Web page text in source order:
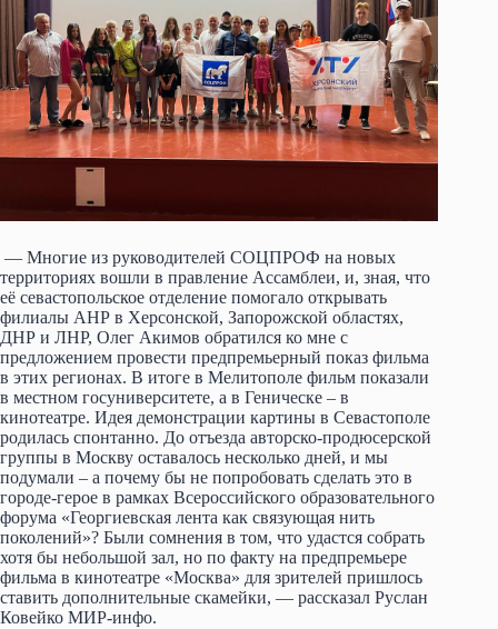
— Многие из руководителей СОЦПРОФ на новых
территориях вошли в правление Ассамблеи, и, зная, что
её севастопольское отделение помогало открывать
филиалы АНР в Херсонской, Запорожской областях,
ДНР и ЛНР, Олег Акимов обратился ко мне с
предложением провести предпремьерный показ фильма
в этих регионах. В итоге в Мелитополе фильм показали
в местном госуниверситете, а в Геническе – в
кинотеатре. Идея демонстрации картины в Севастополе
родилась спонтанно. До отъезда авторско-продюсерской
группы в Москву оставалось несколько дней, и мы
подумали – а почему бы не попробовать сделать это в
городе-герое в рамках Всероссийского образовательного
форума «Георгиевская лента как связующая нить
поколений»? Были сомнения в том, что удастся собрать
хотя бы небольшой зал, но по факту на предпремьере
фильма в кинотеатре «Москва» для зрителей пришлось
ставить дополнительные скамейки, — рассказал Руслан
Ковейко МИР-инфо.